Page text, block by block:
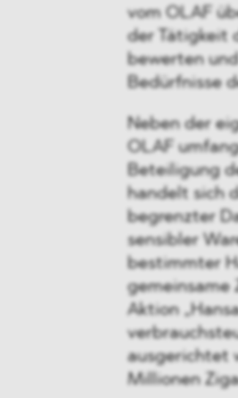
vom OLAF
der Tätigkeit
bewerten
Bedürfnisse
Neben der
OLAF
Beteiligung
handelt sich
begrenzter
sensibler
bestimmter
gemeinsame
Aktion
ausgerichtet
Millionen